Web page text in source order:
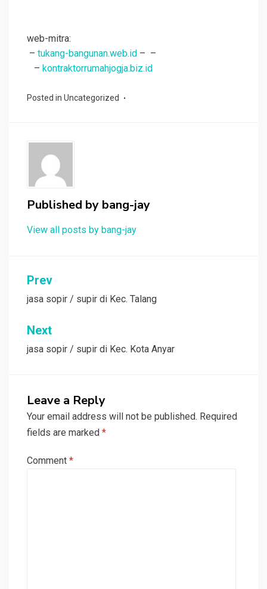
web-mitra:
– tukang-bangunan.web.id – –
– kontraktorrumahjogja.biz.id
Posted in Uncategorized
Published by bang-jay
View all posts by bang-jay
Post
navigation
Prev
jasa sopir / supir di Kec. Talang
Next
jasa sopir / supir di Kec. Kota Anyar
Leave a Reply
Your email address will not be published. Required
fields are marked *
Comment *